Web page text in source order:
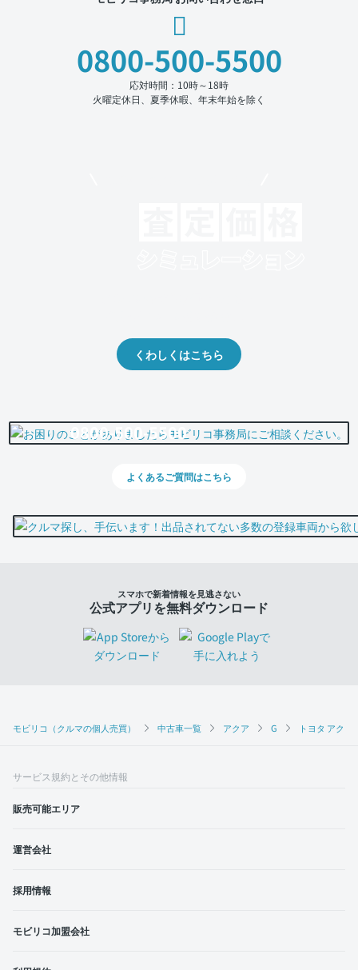
モビリコ（クルマの個人売買） 中古車一覧 アクア G トヨタ アク
0800-500-5500
応対時間：10時～18時
火曜定休日、夏季休暇、年末年始を除く
くわしくはこちら
0800-500-5500
よくあるご質問はこちら
スマホで新着情報を見逃さない
公式アプリを無料ダウンロード
サービス規約とその他情報
販売可能エリア
運営会社
採用情報
モビリコ加盟会社